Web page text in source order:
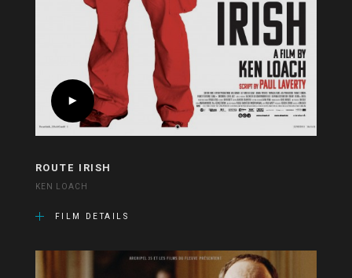
ROUTE IRISH
KEN LOACH
FILM DETAILS